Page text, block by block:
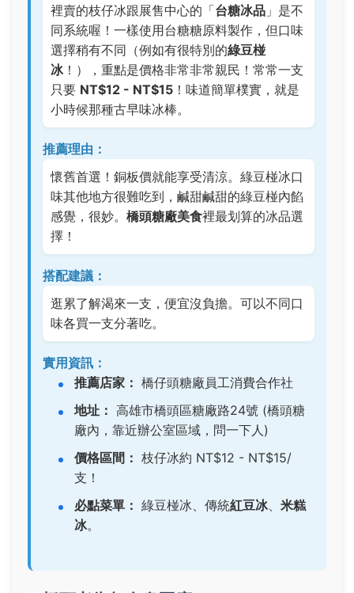
裡賣的枝仔冰跟展售中心的「台糖冰品 」是不
同系統喔！一樣使用台糖糖原料製作，但口味
選擇稍有不同（例如有很特別的綠豆椪
冰！），重點是價格非常非常親民！常常一支
只要 NT$12 - NT$15 ！味道簡單樸實，就是
小時候那種古早味冰棒。
推薦理由：
懷舊首選！銅板價就能享受清涼。綠豆椪冰口
味其他地方很難吃到，鹹甜鹹甜的綠豆椪內餡
感覺，很妙。 橋頭糖廠美食裡最划算的冰品選
擇！
搭配建議：
逛累了解渴來一支，便宜沒負擔。可以不同口
味各買一支分著吃。
實用資訊：
推薦店家： 橋仔頭糖廠員工消費合作社
地址： 高雄市橋頭區糖廠路24號 (橋頭糖
廠內，靠近辦公室區域，問一下人)
價格區間： 枝仔冰約 NT$12 - NT$15/
支！
必點菜單： 綠豆椪冰 、傳統紅豆冰、 米糕
冰。